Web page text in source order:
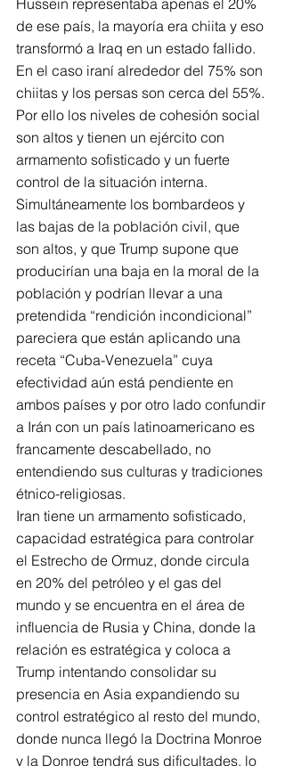
Hussein representaba apenas el 20%
de ese país, la mayoría era chiita y eso
transformó a Iraq en un estado fallido.
En el caso iraní alrededor del 75% son
chiitas y los persas son cerca del 55%.
Por ello los niveles de cohesión social
son altos y tienen un ejército con
armamento sofisticado y un fuerte
control de la situación interna.
Simultáneamente los bombardeos y
las bajas de la población civil, que
son altos, y que Trump supone que
producirían una baja en la moral de la
población y podrían llevar a una
pretendida “rendición incondicional”
pareciera que están aplicando una
receta “Cuba-Venezuela” cuya
efectividad aún está pendiente en
ambos países y por otro lado confundir
a Irán con un país latinoamericano es
francamente descabellado, no
entendiendo sus culturas y tradiciones
étnico-religiosas.
Iran tiene un armamento sofisticado,
capacidad estratégica para controlar
el Estrecho de Ormuz, donde circula
en 20% del petróleo y el gas del
mundo y se encuentra en el área de
influencia de Rusia y China, donde la
relación es estratégica y coloca a
Trump intentando consolidar su
presencia en Asia expandiendo su
control estratégico al resto del mundo,
donde nunca llegó la Doctrina Monroe
y la Donroe tendrá sus dificultades, lo